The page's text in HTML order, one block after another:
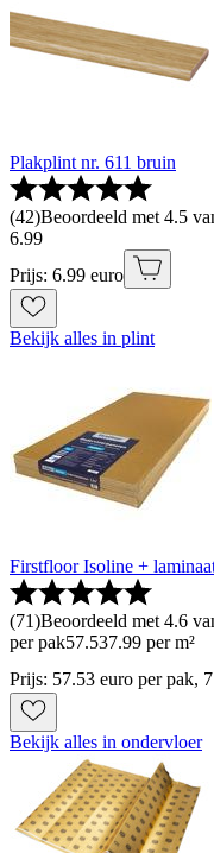
Plakplint nr. 611 bruin
(42)Beoordeeld met 4.5
6.99
Prijs: 6.99 euro
Bekijk alles in plint
Firstfloor Isoline +
(71)Beoordeeld met 4.6
per pak57.537.99 per m²
Prijs: 57.53 euro per pak,
Bekijk alles in ondervloer